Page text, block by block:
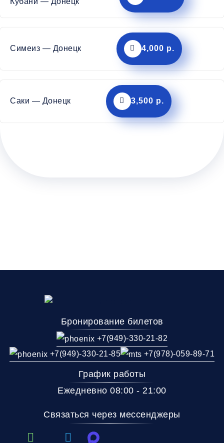
Симеиз — Донецк 4,000 р.
Саки — Донецк 3,500 р.
Бронирование билетов
+7(949)-330-21-82
+7(949)-330-21-85
+7(978)-059-89-71
График работы
Ежедневно 08:00 - 21:00
Связаться через мессенджеры